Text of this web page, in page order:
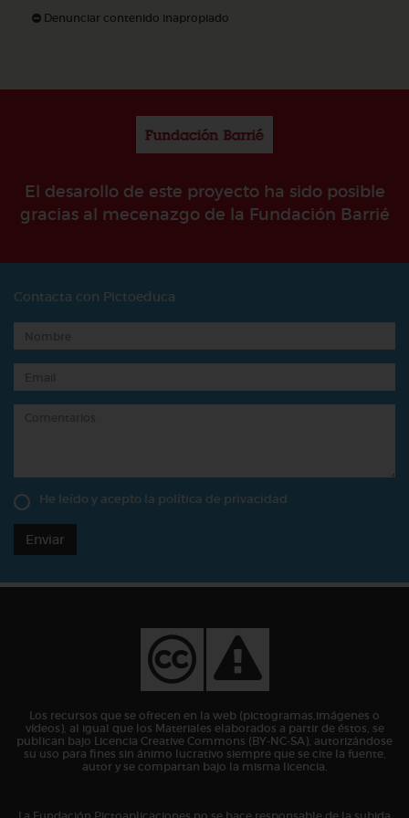
Denunciar contenido inapropiado
El desarollo de este proyecto ha sido posible
gracias al mecenazgo de la Fundación Barrié
Contacta con Pictoeduca
He leído y acepto la política de privacidad
Enviar
Los recursos que se ofrecen en la web (pictogramas,imágenes o
vídeos), al igual que los Materiales elaborados a partir de éstos, se
publican bajo Licencia Creative Commons (BY-NC-SA), autorizándose
su uso para fines sin ánimo lucrativo siempre que se cite la fuente,
autor y se compartan bajo la misma licencia.